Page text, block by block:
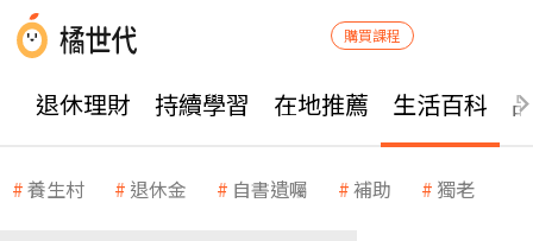
購買課程
退休理財 持續學習 在地推薦 生活百科
養生村 退休金 自書遺囑 補助 獨老